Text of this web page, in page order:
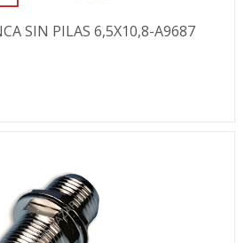
SIN PILAS 6,5X10,8-A9687